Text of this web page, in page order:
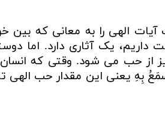
آیات الهی را به معانی که
یک آثاری دارد. اما
از حب می شود. وقتی که
بِهِ یعنی این مقدار حب الهی